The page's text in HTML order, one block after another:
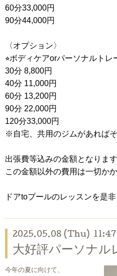
60分33,000円
90分44,000円
〈オプション〉
⭐︎ボディケアorパーソナルトレ
30分 8,800円
40分 11,000円
60分 13,200円
90分 22,000円
120分33,000円
※自宅、共用のジムがあれば
出張費等込みの金額となりま
この金額以外の費用は一切か
ドアtoプールのレッスンを是
2025.05.08 (Thu) 11:47
大好評パーソナル
今年の夏に向けて、